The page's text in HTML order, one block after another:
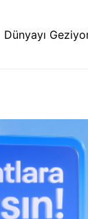
Dünyayı